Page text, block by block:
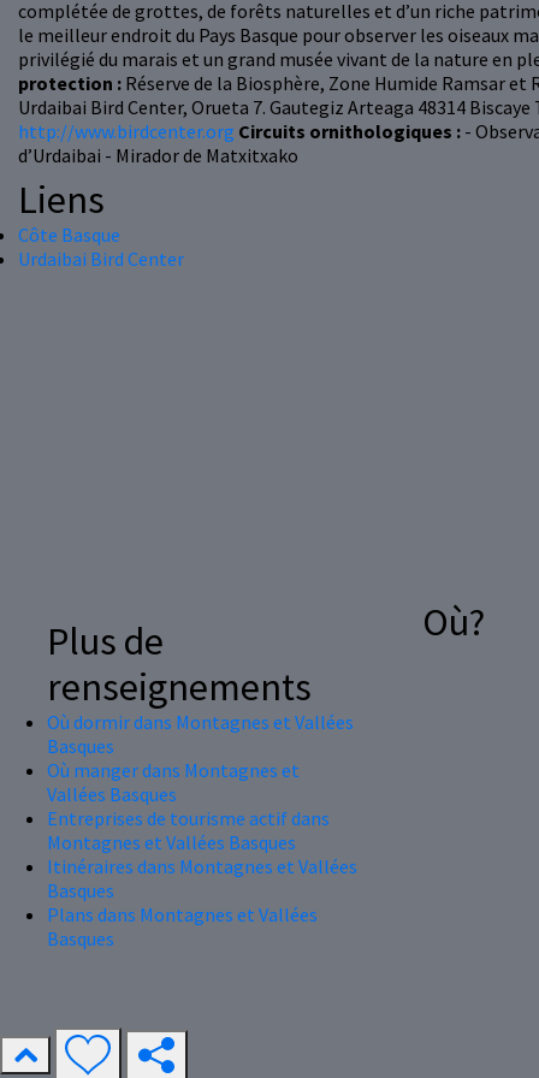
complétée de grottes, de forêts naturelles et d’un riche
le meilleur endroit du Pays Basque pour observer les oiseaux
privilégié du marais et un grand musée vivant de la nature en
protection : Réserve de la Biosphère, Zone Humide Ramsar et
Urdaibai Bird Center, Orueta 7. Gautegiz Arteaga 48314 Biscaye
http://www.birdcenter.org Circuits ornithologiques : -
d’Urdaibai - Mirador de Matxitxako
Liens
Côte Basque
Urdaibai Bird Center
Plus de
renseignements
Où dormir dans Montagnes et Vallées
Basques
Où manger dans Montagnes et
Vallées Basques
Entreprises de tourisme actif dans
Montagnes et Vallées Basques
Itinéraires dans Montagnes et Vallées
Basques
Plans dans Montagnes et Vallées
Basques
Où?